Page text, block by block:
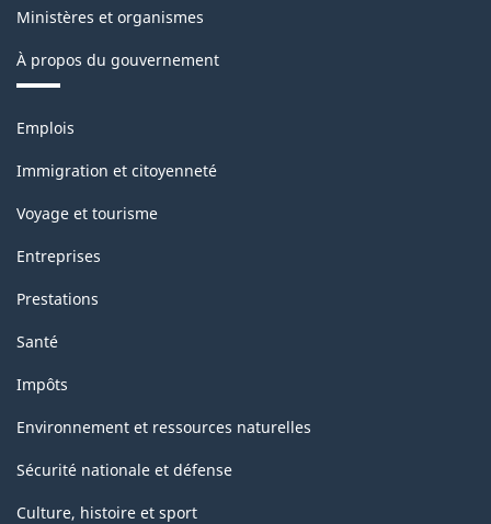
le
11
2020
-
Structure
de
Ministères et organismes
À propos du gouvernement
Thèmes
sujets
Emplois
Immigration et citoyenneté
Voyage et tourisme
Entreprises
Prestations
Santé
Impôts
Environnement et ressources naturelles
Sécurité nationale et défense
Culture, histoire et sport